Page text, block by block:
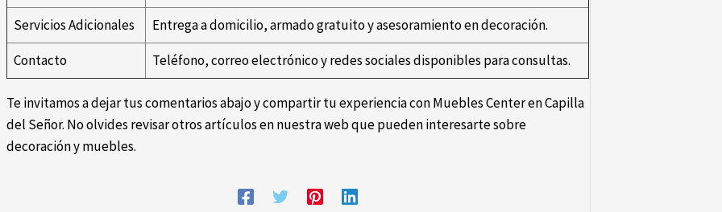
Servicios Adicionales
Entrega a domicilio, armado gratuito y asesoramiento en decoración.
Contacto
Teléfono, correo electrónico y redes sociales disponibles para consultas.
Te invitamos a dejar tus comentarios abajo y compartir tu experiencia con Muebles Center en Capilla
del Señor. No olvides revisar otros artículos en nuestra web que pueden interesarte sobre
decoración y muebles.